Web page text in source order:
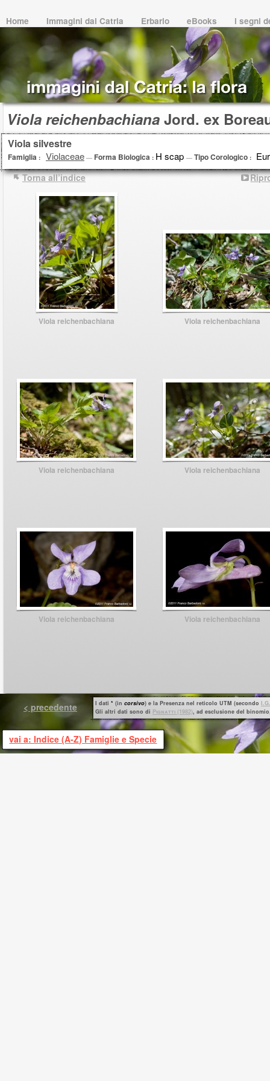
Home Immagini dal Catria Erbario eBooks i segni
Viola silvestre
Famiglia : Violaceae — Forma Biologica : H scap — Tipo Corologico :
Viola reichenbachiana Viola reichenbachiana
Viola reichenbachiana Viola reichenbachiana
Viola reichenbachiana Viola reichenbachiana
Torna all’indice
Viola reichenbachiana Jord. ex
< precedente I dati * (in corsivo) e la Presenza nel reticolo UTM (secondo
Gli altri dati sono di Pignatti (1982), ad esclusione del
vai a: Indice (A-Z) Famiglie e Specie